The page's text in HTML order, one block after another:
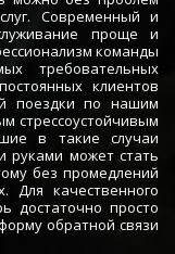
Современный и
проще и
команды
требовательных
клиентов
поездки по нашим
стрессоустойчивым
в такие случаи
руками может стать
без промедлений
качественного
достаточно просто
обратной связи